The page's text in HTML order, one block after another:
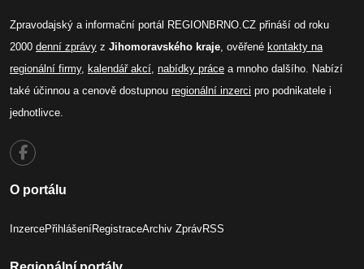
Zpravodajský a informační portál REGIONBRNO.CZ přináší od roku
2000 denní zprávy z Jihomoravského kraje , ověřené kontakty na
regionální firmy, kalendář akcí nabídky práce a mnoho dalšího. Nabízí
také účinnou a cenově dostupnou regionální inzerci pro podnikatele i
jednotlivce.
O portálu
InzercePřihlášeníRegistraceArchiv ZprávRSS